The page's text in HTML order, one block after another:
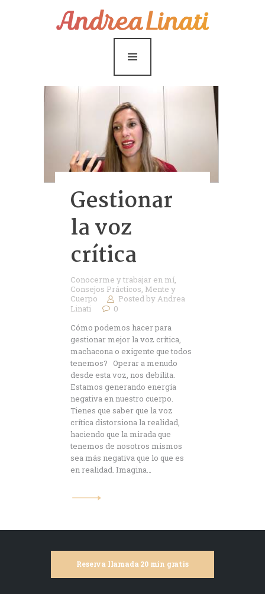
¿Cómo funciona?
Servicios
Coaching Gratis
Conóceme
Contáctame
Blog
Gestionar
la voz
crítica
Conocerme y trabajar en mí,
Consejos Prácticos, Mente y
Cuerpo
Posted byAndrea
Linati
0
Cómo podemos hacer para
gestionar mejor la voz crítica,
machacona o exigente que todos
tenemos? Operar a menudo
desde esta voz, nos debilita.
Estamos generando energía
negativa en nuestro cuerpo.
Tienes que saber que la voz
crítica distorsiona la realidad,
haciendo que la mirada que
tenemos de nosotros mismos
sea más negativa que lo que es
en realidad. Imagina…
Reserva llamada 20 min gratis